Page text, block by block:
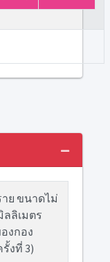
ย ขนาดไม่
ลลิเมตร
งกอง
งที่ 3)